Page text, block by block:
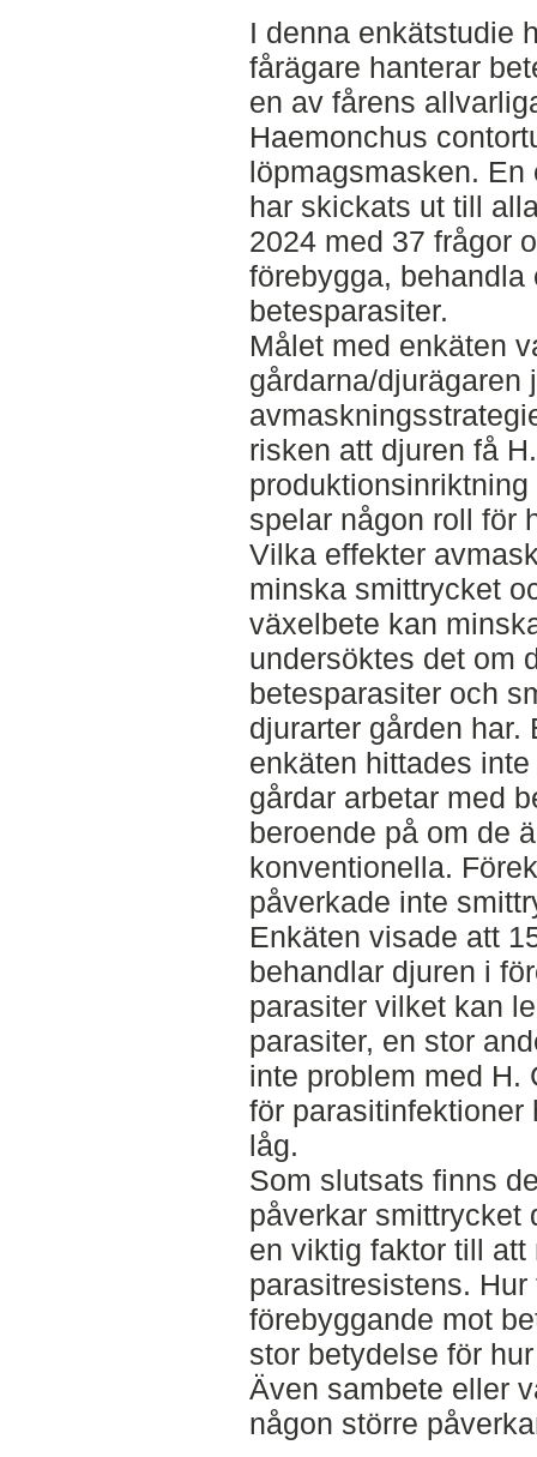
I denna enkätstudie
fårägare hanterar
en av fårens
Haemonchus
löpmagsmasken.
har skickats ut till
2024 med 37 frågor
förebygga,
betesparasiter.
Målet med enkäten
gårdarna/djurägaren
risken att djuren få
spelar någon roll för
Vilka effekter
minska smittrycket
växelbete kan
undersöktes det om
betesparasiter och
djurarter gården har.
enkäten hittades
gårdar arbetar med
beroende på om de
konventionella.
påverkade inte
Enkäten visade att
behandlar djuren i
parasiter vilket kan
parasiter, en stor
inte problem med H.
för parasitinfektioner
låg.
Som slutsats finns
påverkar smittrycket
en viktig faktor till
parasitresistens.
förebyggande mot
stor betydelse för
Även sambete eller
någon större